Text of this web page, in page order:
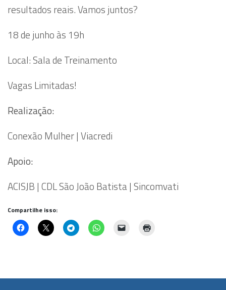
resultados reais. Vamos juntos?
18 de junho às 19h
Local: Sala de Treinamento
Vagas Limitadas!
Realização:
Conexão Mulher | Viacredi
Apoio:
ACISJB | CDL São João Batista | Sincomvati
Compartilhe isso: